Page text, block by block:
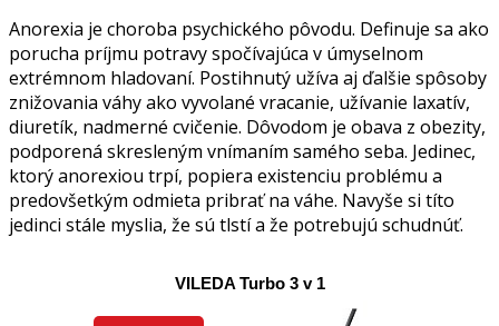
Anorexia je choroba psychického pôvodu. Definuje sa ako
porucha príjmu potravy spočívajúca v úmyselnom
extrémnom hladovaní. Postihnutý užíva aj ďalšie spôsoby
znižovania váhy ako vyvolané vracanie, užívanie laxatív,
diuretík, nadmerné cvičenie. Dôvodom je obava z obezity,
podporená skresleným vnímaním samého seba. Jedinec,
ktorý anorexiou trpí, popiera existenciu problému a
predovšetkým odmieta pribrať na váhe. Navyše si títo
jedinci stále myslia, že sú tlstí a že potrebujú schudnúť.